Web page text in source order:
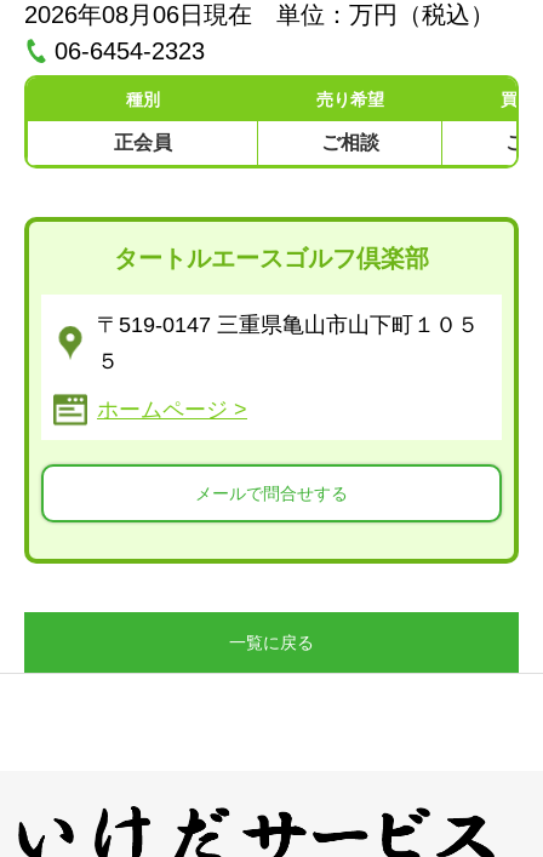
2026年08月06日現在 単位：万円（税込）
06-6454-2323
種別 売り希望 買い
正会員 ご相談 ご
タートルエースゴルフ倶楽部
〒519-0147 三重県亀山市山下町１０５
５
ホームページ >
メールで問合せする
一覧に戻る